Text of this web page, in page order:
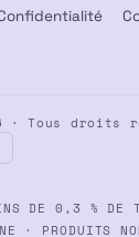
· Tous droits
DE 0,3 % DE
· PRODUITS